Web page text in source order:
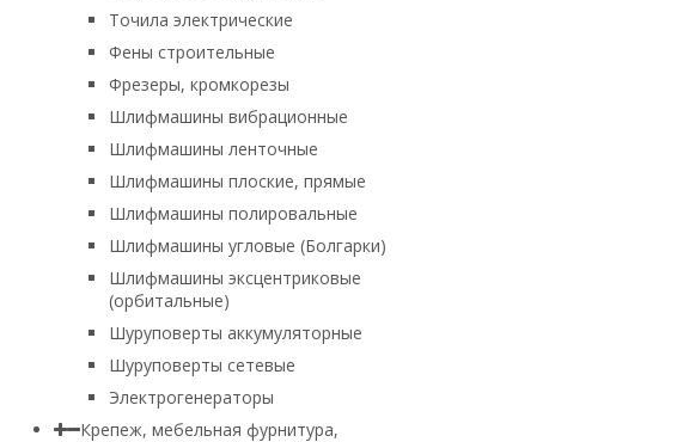
Точила электрические
Фены строительные
Фрезеры, кромкорезы
Шлифмашины вибрационные
Шлифмашины ленточные
Шлифмашины плоские, прямые
Шлифмашины полировальные
Шлифмашины угловые (Болгарки)
Шлифмашины эксцентриковые
(орбитальные)
Шуруповерты аккумуляторные
Шуруповерты сетевые
Электрогенераторы
Крепеж, мебельная фурнитура,